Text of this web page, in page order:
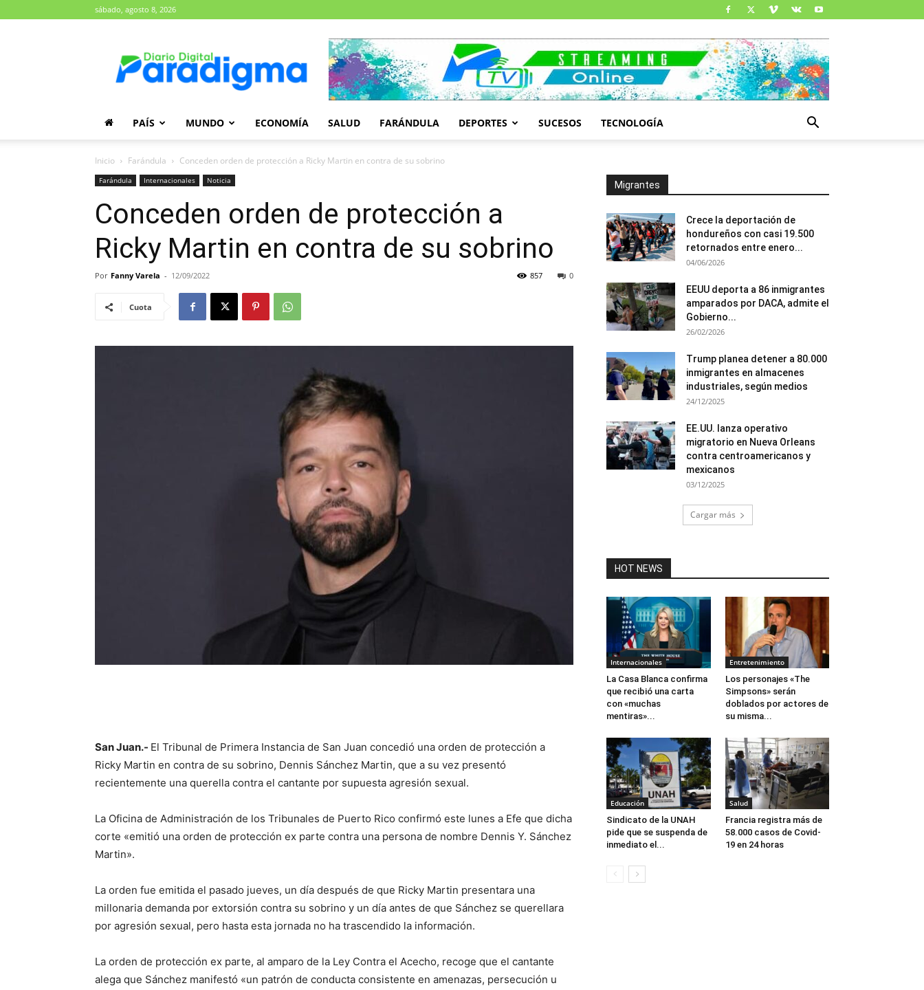
sábado, agosto 8, 2026
Paradigma
PAÍS MUNDO ECONOMÍA SALUD FARÁNDULA DEPORTES SUCESOS TECNOLOGÍA
Inicio Farándula Conceden orden de protección a Ricky Martin en contra de su sobrino
Farándula Internacionales Noticia
Conceden orden de protección a
Ricky Martin en contra de su sobrino
Por Fanny Varela - 12/09/2022 0
857
Cuota
San Juan.- El Tribunal de Primera Instancia de San Juan concedió una orden de protección a
Ricky Martin en contra de su sobrino, Dennis Sánchez Martin, que a su vez presentó
recientemente una querella contra el cantante por supuesta agresión sexual.
La Oficina de Administración de los Tribunales de Puerto Rico confirmó este lunes a Efe que dicha
corte «emitió una orden de protección ex parte contra una persona de nombre Dennis Y. Sánchez
Martin».
La orden fue emitida el pasado jueves, un día después de que Ricky Martin presentara una
millonaria demanda por extorsión contra su sobrino y un día antes de que Sánchez se querellara
por agresión sexual, pero hasta esta jornada no ha trascendido la información.
La orden de protección ex parte, al amparo de la Ley Contra el Acecho, recoge que el cantante
alega que Sánchez manifestó «un patrón de conducta consistente en amenazas, persecución u
Migrantes
Crece la deportación de
hondureños con casi 19.500
retornados entre enero...
04/06/2026
EEUU deporta a 86 inmigrantes
amparados por DACA, admite el
Gobierno...
26/02/2026
Trump planea detener a 80.000
inmigrantes en almacenes
industriales, según medios
24/12/2025
EE.UU. lanza operativo
migratorio en Nueva Orleans
contra centroamericanos y
mexicanos
03/12/2025
Cargar más
HOT NEWS
Internacionales
La Casa Blanca confirma
que recibió una carta
con «muchas
mentiras»...
Entretenimiento
Los personajes «The
Simpsons» serán
doblados por actores de
su misma...
Educación
Sindicato de la UNAH
pide que se suspenda de
inmediato el...
Salud
Francia registra más de
58.000 casos de Covid-
19 en 24 horas